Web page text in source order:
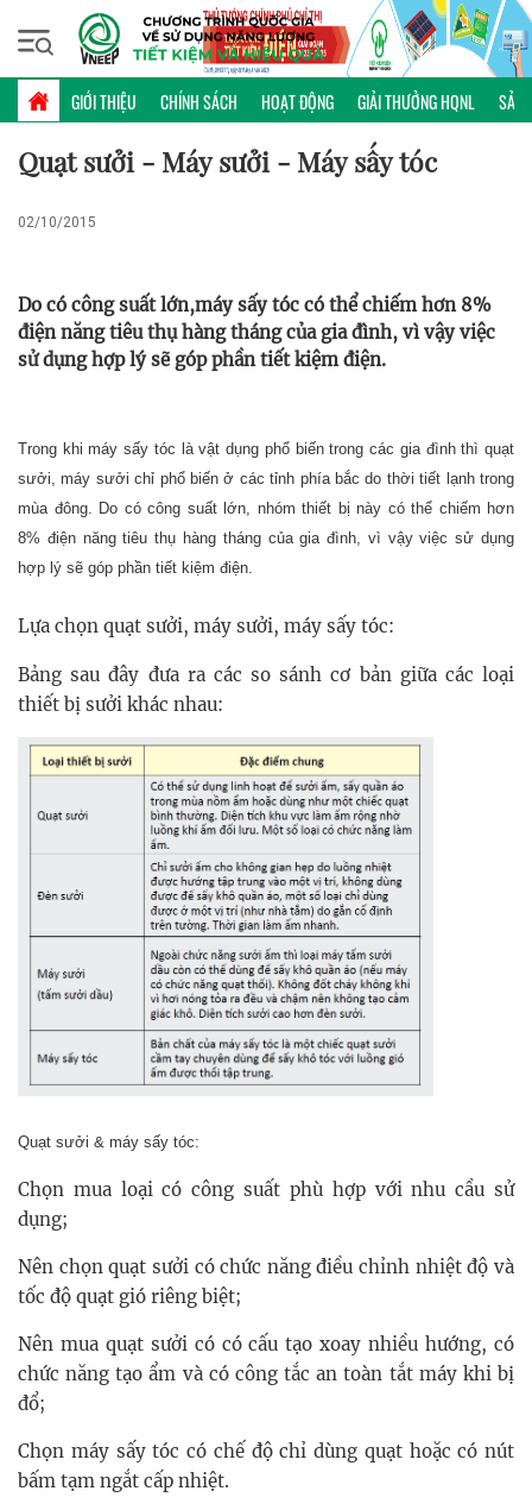
GIỚI THIỆU CHÍNH SÁCH HOẠT ĐỘNG GIẢI THƯỞNG HQNL SẢN
Thứ năm, 06/08/2026 | 12:06 GMT+7
MẸO HỮU ÍCH
Quạt sưởi - Máy sưởi - Máy sấy tóc
02/10/2015
Do có công suất lớn,máy sấy tóc có thể chiếm hơn 8%
điện năng tiêu thụ hàng tháng của gia đình, vì vậy việc
sử dụng hợp lý sẽ góp phần tiết kiệm điện.
Trong khi máy sấy tóc là vật dụng phổ biến trong các gia đình thì quạt
sưởi, máy sưởi chỉ phổ biến ở các tỉnh phía bắc do thời tiết lạnh trong
mùa đông. Do có công suất lớn, nhóm thiết bị này có thể chiếm hơn
8% điện năng tiêu thụ hàng tháng của gia đình, vì vậy việc sử dụng
hợp lý sẽ góp phần tiết kiệm điện.
Lựa chọn quạt sưởi, máy sưởi, máy sấy tóc:
Bảng sau đây đưa ra các so sánh cơ bản giữa các loại
thiết bị sưởi khác nhau:
Quạt sưởi & máy sấy tóc:
Chọn mua loại có công suất phù hợp với nhu cầu sử
dụng;
Nên chọn quạt sưởi có chức năng điều chỉnh nhiệt độ và
tốc độ quạt gió riêng biệt;
Nên mua quạt sưởi có có cấu tạo xoay nhiều hướng, có
chức năng tạo ẩm và có công tắc an toàn tắt máy khi bị
đổ;
Chọn máy sấy tóc có chế độ chỉ dùng quạt hoặc có nút
bấm tạm ngắt cấp nhiệt.